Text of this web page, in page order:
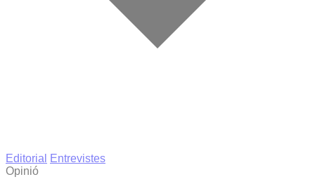
Editorial
Entrevistes
Opinió